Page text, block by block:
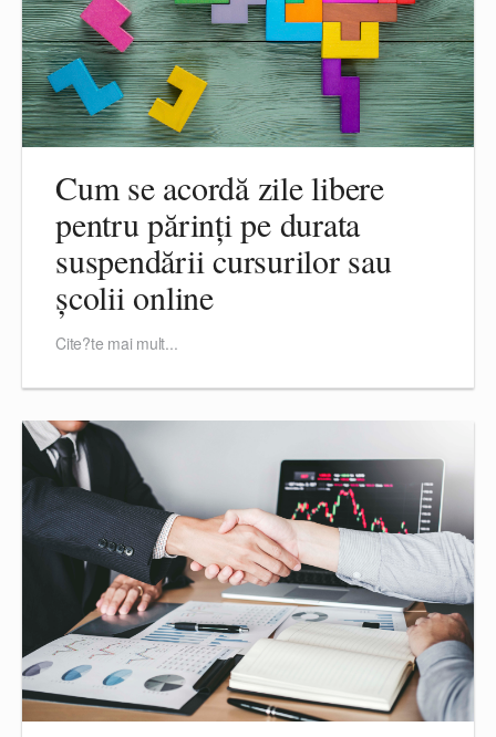
Cum se acordă zile libere
pentru părinți pe durata
suspendării cursurilor sau
școlii online
Cite?te mai mult...